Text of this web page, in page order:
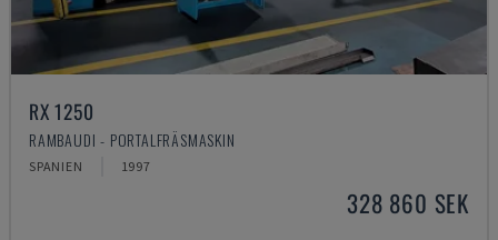
RX 1250
RAMBAUDI - PORTALFRÄSMASKIN
SPANIEN 1997
328 860 SEK